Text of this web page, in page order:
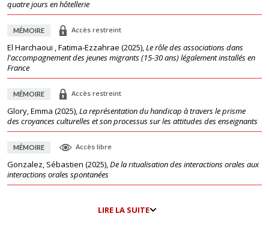
quatre jours en hôtellerie
MÉMOIRE Accès restreint
El Harchaoui , Fatima-Ezzahrae (2025),Le rôle des associations dans
l'accompagnement des jeunes migrants (15-30 ans) légalement installés en
France
MÉMOIRE Accès restreint
Glory, Emma (2025),La représentation du handicap à travers le prisme
des croyances culturelles et son processus sur les attitudes des enseignants
MÉMOIRE Accès libre
Gonzalez, Sébastien (2025),De la ritualisation des interactions orales aux
interactions orales spontanées
LIRE LA SUITE